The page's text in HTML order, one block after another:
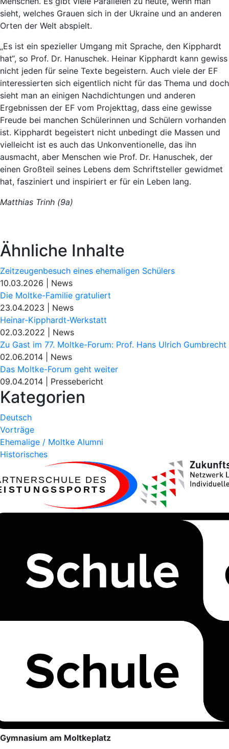
sieht, welches Grauen sich in der Ukraine und an anderen
Orten der Welt abspielt.
„Es ist ein spezieller Umgang mit Sprache, den Kipphardt
hat“, so Prof. Dr. Hanuschek. Heinar Kipphardt kann gewiss
nicht jeden für seine Texte begeistern. Auch viele der EF
interessierten sich eigentlich nicht für das Thema und doch
sieht man an einigen Nachdichtungen und anderen
Ergebnissen der EF vom Projekttag, dass eine gewisse
Freude bei manchen Schülerinnen und Schülern vorhanden
ist. Kipphardt begeistert nicht unbedingt die Massen und
vielleicht ist es auch das Unkonventionelle, das ihn
ausmacht, aber Menschen wie Prof. Dr. Hanuschek, der
einen Großteil seines Lebens dem Schriftsteller gewidmet
hat, fasziniert und inspiriert er für ein Leben lang.
Matthias Trinh (9a)
Ähnliche Inhalte
Zeitzeugenbesuch eines ehemaligen Schülers
10.03.2026
News
Die Moltke-Familie gratuliert
23.04.2023
News
Heinar-Kipphardt-Werkstatt
02.03.2022
News
Zu Gast im 77. Moltke-Forum: Prof. Hans Ulrich Gumbrecht
02.06.2014
News
Das Moltke-Forum geht weiter
09.04.2014
Pressebericht
Kategorien
Deutsch
Vorträge
Ehemalige / Moltke Alumni
Historisches
ARTNERSCHULE DES
EISTUNGSSPORTS
Gymnasium am Moltkeplatz